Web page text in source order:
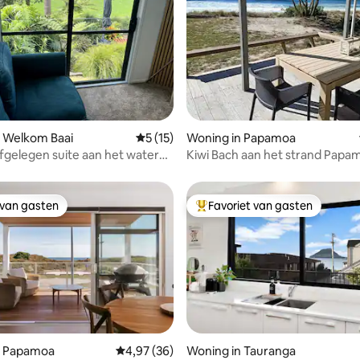
van 5 op 5, 9 recensies
Baai Gemiddelde beoordeling van 5 op 5, 15
5 (15)
suite aan het water
Woning in Papamoa
Kiwi Bach aan het strand
van 4,8 op 5, 50 recensies
gasten
gasten
Gemiddelde beoordeling van 4,97 op 5, 36
4,97 (36)
Topfavoriet van gasten
Favoriet van gasten
Woning in Tauranga